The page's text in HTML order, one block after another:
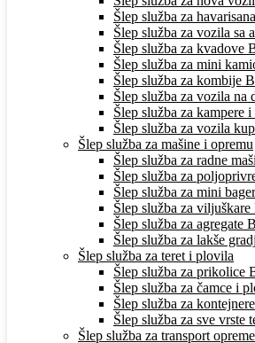
Šlep služba za
Šlep služba za vozila sa
Šlep služba za kvadove
Šlep služba za mini
Šlep služba za kombije
Šlep služba za vozila na
Šlep služba za kampere
Šlep služba za vozila
Šlep služba za mašine i opremu
Šlep služba za radne
Šlep služba za
Šlep služba za mini
Šlep služba za viljuškare
Šlep služba za agregate
Šlep služba za lakše
Šlep služba za teret i plovila
Šlep služba za prikolice
Šlep služba za čamce i
Šlep služba za
Šlep služba za sve vrste
Šlep služba za transport